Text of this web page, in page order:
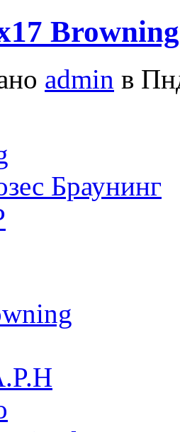
Browning
admin в
Браунинг